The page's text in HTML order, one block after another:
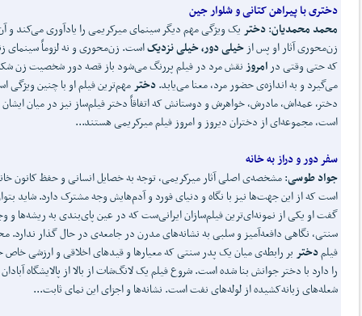
دختری با پیراهن کتانی و شلوار جین
محمد محمدیان:دختر یک ویژگی مهم دیگر سینمای میرکریمی را یادآوری می‌کند و
زن‌محوری آثار او پس ازخیلی دور، خیلی نزدیکاست. زن‌محوری و نه لزوماً سینمای
که حتی وقتی درامروزنقش مرد در فیلم پررنگ می‌شود باز قصه دور شخصیت زن
می‌گیرد و به اندازه‌ی حضور مرد، معنا می‌یابد.دختر مهم‌ترین فیلم او با چنین ویژگی
دختر، عمه‌اش، مادرش، خواهرش و دوستانش که اتفاقاً دختر فیلم‌ساز نیز در میان ایشان
است، مجموعه‌ای از دختران دیروز و امروز فیلم میرکریمی هستند...
سفر دور و دراز به خانه
جواد طوسی: مشخصه‌ی اصلی آثار میرکریمی، توجه به خصایل انسانی و حفظ کانون
است که از این جهت‌ها نیز با نگاه و دنیای فورد و آدم‌هایش وجه مشترک دارد. شاید
گفت او یکی از نمونه‌ای‌ترین فیلم‌ساز‌ان ایرانی‌ست که در عین پای‌بندی به ریشه‌ها و
سنتی، نگاهی دافعه‌آمیز و سلبی به نشانه‌های مدرن در جامعه‌ی در حال گذار ندارد.
فیلمدختر بر رابطه‌ی میان یک پدر سنتی که معیارها و قیدهای اخلاقی و ارزشی
را دارد با دختر جوانش بنا شده است. شروع فیلم یک لانگ‌شات از بالا از پالایشگاه
شعله‌های زبانه‌کشیده از لوله‌های نفت است. نشانه‌ها و اجزای این نمای ثابت...